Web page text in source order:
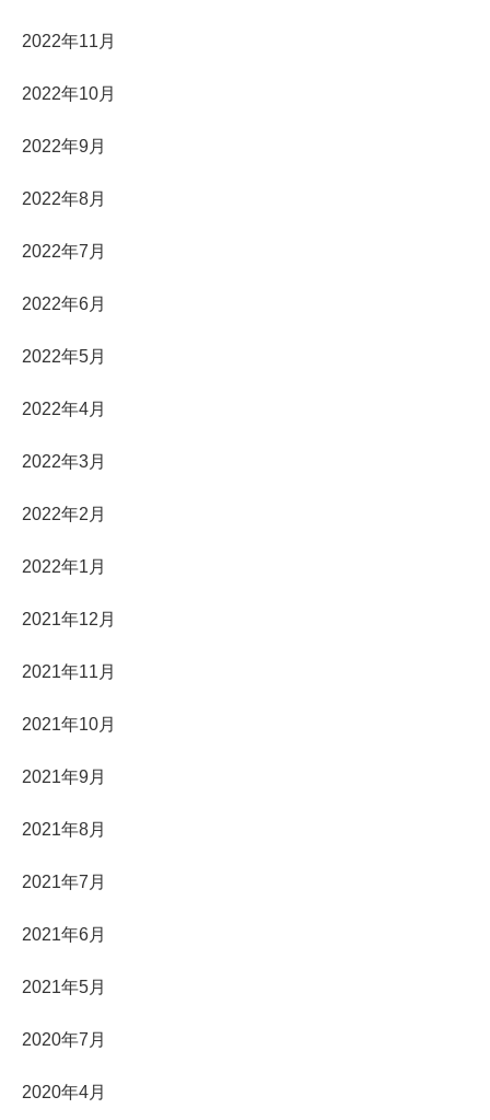
2022年11月
2022年10月
2022年9月
2022年8月
2022年7月
2022年6月
2022年5月
2022年4月
2022年3月
2022年2月
2022年1月
2021年12月
2021年11月
2021年10月
2021年9月
2021年8月
2021年7月
2021年6月
2021年5月
2020年7月
2020年4月